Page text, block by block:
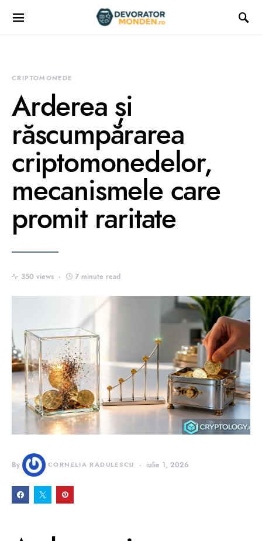
CRIPTOMONEDE
Arderea și
răscumpărarea
criptomonedelor,
mecanismele care
promit raritate
350 views 7 minute read
By CORNELIA RADULESCU iulie 1, 2026